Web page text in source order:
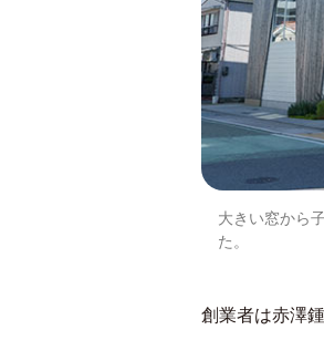
大きい窓から
た。
創業者は赤澤